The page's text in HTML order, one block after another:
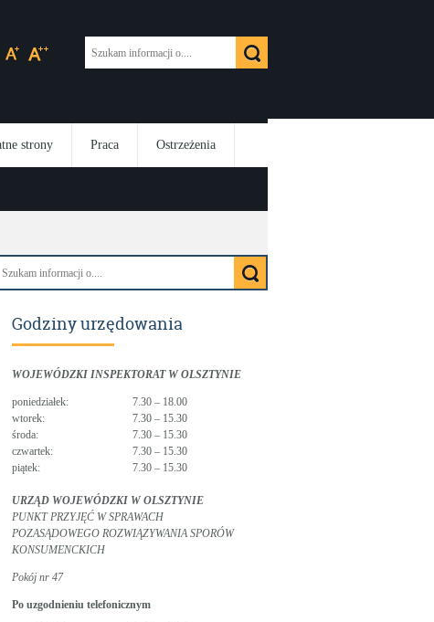
strony Praca Ostrzeżenia
Godziny urzędowania
WOJEWÓDZKI INSPEKTORAT W OLSZTYNIE
poniedziałek:
7.30 – 18.00
wtorek:
7.30 – 15.30
środa:
7.30 – 15.30
czwartek:
7.30 – 15.30
piątek:
7.30 – 15.30
URZĄD WOJEWÓDZKI W OLSZTYNIE
PUNKT PRZYJĘĆ W SPRAWACH
POZASĄDOWEGO ROZWIĄZYWANIA SPORÓW
KONSUMENCKICH
Pokój nr 47
Po uzgodnieniu telefonicznym